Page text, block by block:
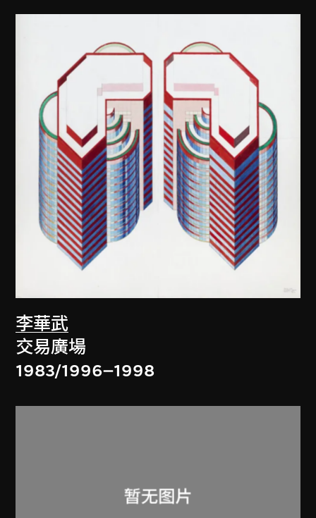
李華武
交易廣場
1983/1996–1998